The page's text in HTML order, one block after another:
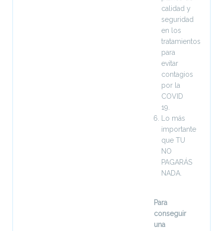
calidad y
seguridad
en los
tratamientos
para
evitar
contagios
por la
COVID
19.
Lo más
importante
que TU
NO
PAGARÁS
NADA.
Para
conseguir
una